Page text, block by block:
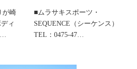
が崎
ィ
…
■ムラサキスポーツ・
SEQUENCE（シーケンス）
TEL：0475-47…